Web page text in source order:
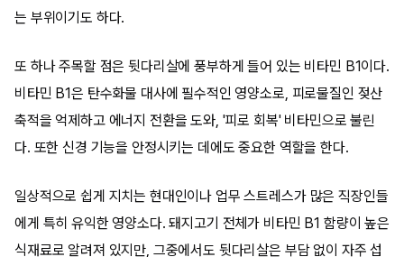
는 부위이기도 하다.
또 하나 주목할 점은 뒷다리살에 풍부하게 들어 있는 비타민 B1이다.
비타민 B1은 탄수화물 대사에 필수적인 영양소로, 피로물질인 젖산
축적을 억제하고 에너지 전환을 도와, '피로 회복' 비타민으로 불린
다. 또한 신경 기능을 안정시키는 데에도 중요한 역할을 한다.
일상적으로 쉽게 지치는 현대인이나 업무 스트레스가 많은 직장인들
에게 특히 유익한 영양소다. 돼지고기 전체가 비타민 B1 함량이 높은
식재료로 알려져 있지만, 그중에서도 뒷다리살은 부담 없이 자주 섭